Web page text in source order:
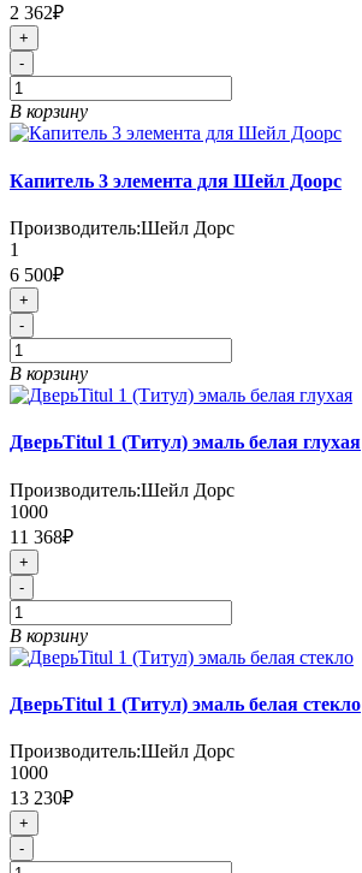
2 362₽
+
-
В корзину
Капитель 3 элемента для Шейл Доорс
Производитель:Шейл Дорс
1
6 500₽
+
-
В корзину
ДверьTitul 1 (Титул) эмаль белая глухая
Производитель:Шейл Дорс
1000
11 368₽
+
-
В корзину
ДверьTitul 1 (Титул) эмаль белая стекло
Производитель:Шейл Дорс
1000
13 230₽
+
-